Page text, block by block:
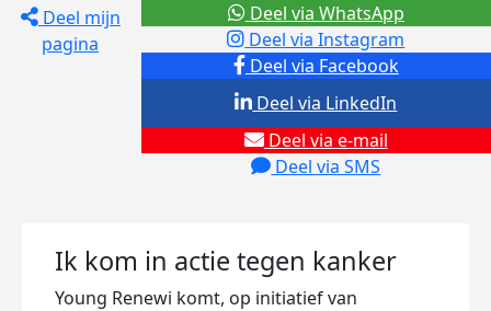
Deel mijn
pagina
Deel via Facebook
Deel via Instagram
Deel via e-mail
Deel via SMS
Deel via LinkedIn
Deel via WhatsApp
Ik kom in actie tegen kanker
Young Renewi komt, op initiatief van